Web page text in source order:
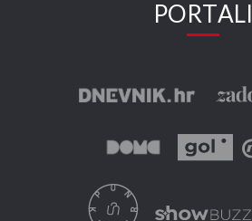
PORTALI